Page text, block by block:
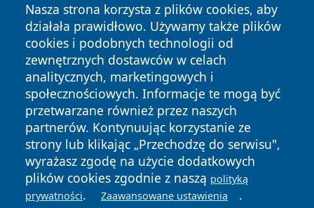
Nasza strona korzysta z plików cookies, aby
działała prawidłowo. Używamy także plików
cookies i podobnych technologii od
zewnętrznych dostawców w celach
analitycznych, marketingowych i
społecznościowych. Informacje te mogą być
przetwarzane również przez naszych
partnerów. Kontynuując korzystanie ze
strony lub klikając „Przechodzę do serwisu",
wyrażasz zgodę na użycie dodatkowych
plików cookies zgodnie z naszą polityką
prywatności. Zaawansowane ustawienia .
Copyright © 2026 portalkalisz.pl Wszystkie prawa
zastrzeżone.
News Autorzy
Polityka
Prywatności
Polityka
Cookies